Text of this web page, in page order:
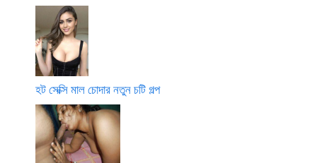
হট সেক্সি মাল চোদার নতুন চটি গল্প